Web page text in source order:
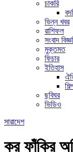
চাকরি
ভিন্ন খবর
রাশিফল
সংবাদ
মুক্তমত
ফিচার
ইতিহাস
ছবিঘর
ভিডিও
সারাদেশ
কর ফাঁকির